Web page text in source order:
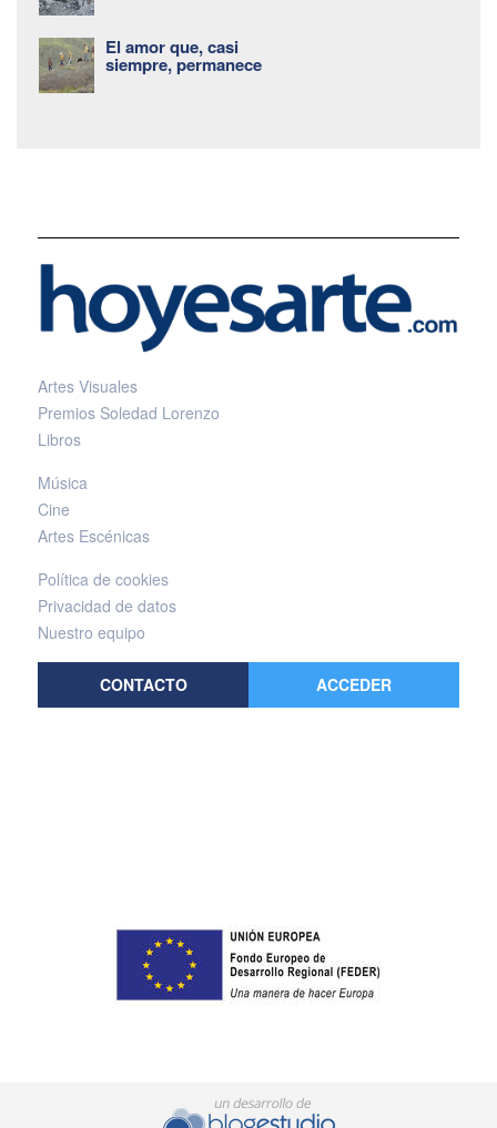
El amor que, casi
siempre, permanece
Artes Visuales
Premios Soledad Lorenzo
Libros
Música
Cine
Artes Escénicas
Política de cookies
Privacidad de datos
Nuestro equipo
CONTACTO ACCEDER